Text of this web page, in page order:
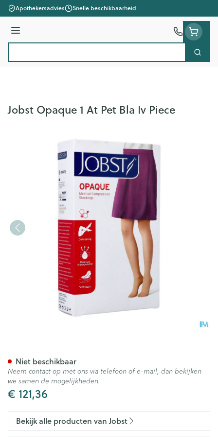
Ga naar de inhoud
Apothekersadvies Snelle beschikbaarheid
Menu
Zoek
Jobst Opaque 1 At Pet Bla Iv Piece
€ 121,36
Niet beschikbaar
Neem contact op met ons via telefoon of e-mail, dan bekijken
we samen de mogelijkheden.
Bekijk alle producten van Jobst